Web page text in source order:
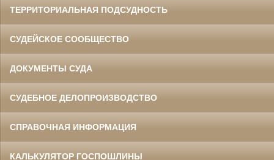
ТЕРРИТОРИАЛЬНАЯ ПОДСУДНОСТЬ
СУДЕЙСКОЕ СООБЩЕСТВО
ДОКУМЕНТЫ СУДА
СУДЕБНОЕ ДЕЛОПРОИЗВОДСТВО
СПРАВОЧНАЯ ИНФОРМАЦИЯ
КАЛЬКУЛЯТОР ГОСПОШЛИНЫ